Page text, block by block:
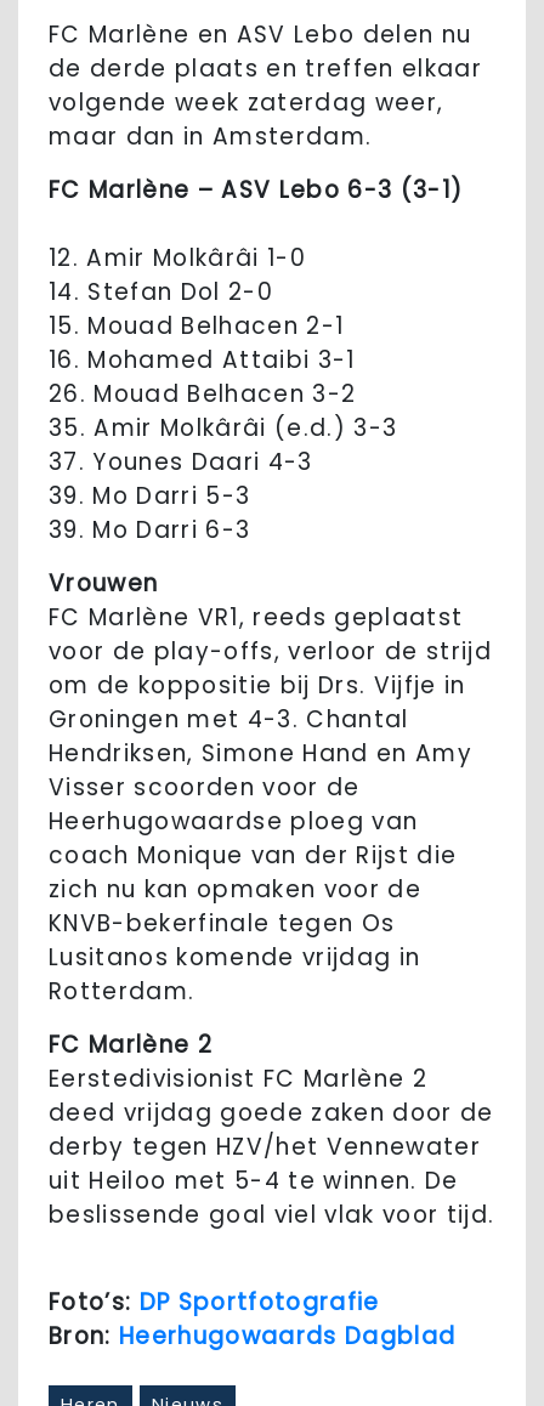
FC Marlène en ASV Lebo delen nu
de derde plaats en treffen elkaar
volgende week zaterdag weer,
maar dan in Amsterdam.
FC Marlène – ASV Lebo 6-3 (3-1)
12. Amir Molkârâi 1-0
14. Stefan Dol 2-0
15. Mouad Belhacen 2-1
16. Mohamed Attaibi 3-1
26. Mouad Belhacen 3-2
35. Amir Molkârâi (e.d.) 3-3
37. Younes Daari 4-3
39. Mo Darri 5-3
39. Mo Darri 6-3
Vrouwen
FC Marlène VR1, reeds geplaatst
voor de play-offs, verloor de strijd
om de koppositie bij Drs. Vijfje in
Groningen met 4-3. Chantal
Hendriksen, Simone Hand en Amy
Visser scoorden voor de
Heerhugowaardse ploeg van
coach Monique van der Rijst die
zich nu kan opmaken voor de
KNVB-bekerfinale tegen Os
Lusitanos komende vrijdag in
Rotterdam.
FC Marlène 2
Eerstedivisionist FC Marlène 2
deed vrijdag goede zaken door de
derby tegen HZV/het Vennewater
uit Heiloo met 5-4 te winnen. De
beslissende goal viel vlak voor tijd.
Foto’s: DP Sportfotografie
Bron: Heerhugowaards Dagblad